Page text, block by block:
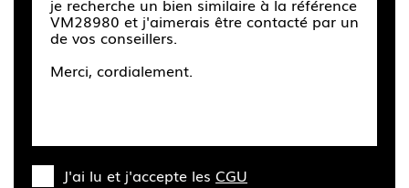
J'ai lu et j'accepte les CGU